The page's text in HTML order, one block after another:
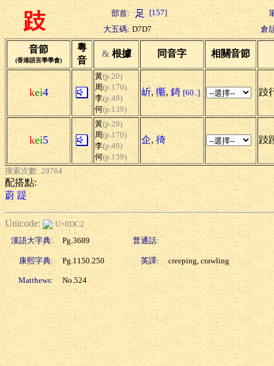
跂 部首: [157]
大五碼: D7D7 倉
音節
(香港語言學學會)
粵
音
& 根據 同音字 相關音節
kei4
黃(p.20)
周(p.170)
李(p.49)
何(p.139)
岓, 玂, 錡 [60..] 跂
kei5
黃(p.20)
周(p.170)
李(p.49)
何(p.139)
企, 徛 跂
搜索次數: 29764
配搭點:
蔚 踶
Unicode:
U+8DC2
漢語大字典:
Pg.3689 普通話:
康熙字典: Pg.1150.250 英譯: creeping, crawling
Matthews: No.524